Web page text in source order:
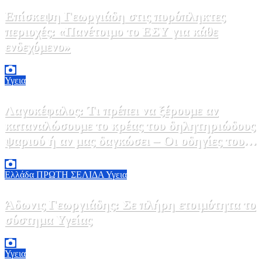
Επίσκεψη Γεωργιάδη στις πυρόπληκτες
περιοχές: «Πανέτοιμο το ΕΣΥ για κάθε
ενδεχόμενο»
Υγεια
Λαγοκέφαλος: Τι πρέπει να ξέρουμε αν
καταναλώσουμε το κρέας του δηλητηριώδους
ψαριού ή αν μας δαγκώσει – Οι οδηγίες του
ΕΟΔΥ
Ελλάδα ΠΡΩΤΗ ΣΕΛΙΔΑ Υγεια
Άδωνις Γεωργιάδης: Σε πλήρη ετοιμότητα το
σύστημα Υγείας
Υγεια